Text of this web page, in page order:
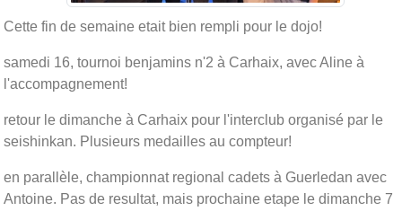
Cette fin de semaine etait bien rempli pour le dojo!
samedi 16, tournoi benjamins n'2 à Carhaix, avec Aline à
l'accompagnement!
retour le dimanche à Carhaix pour l'interclub organisé par le
seishinkan. Plusieurs medailles au compteur!
en parallèle, championnat regional cadets à Guerledan avec
Antoine. Pas de resultat, mais prochaine etape le dimanche 7